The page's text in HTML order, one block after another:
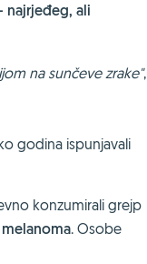
najrjeđeg, ali
na sunčeve zrake",
godina ispunjavali
konzumirali grejp
. Osobe